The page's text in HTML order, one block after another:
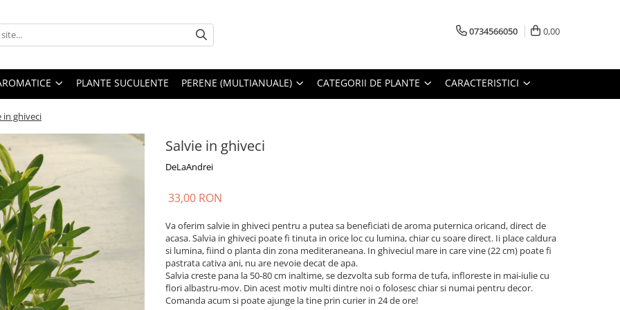
0734566050 0,00
PLANTE SUCULENTE PERENE (MULTIANUALE) CATEGORII DE PLANTE CARACTERISTICI
in ghiveci
Salvie in ghiveci
DeLaAndrei
33,00 RON
Va oferim salvie in ghiveci pentru a putea sa beneficiati de aroma puternica oricand, direct de
acasa. Salvia in ghiveci poate fi tinuta in orice loc cu lumina, chiar cu soare direct. Ii place caldura
si lumina, fiind o planta din zona mediteraneana. In ghiveciul mare in care vine (22 cm) poate fi
pastrata cativa ani, nu are nevoie decat de apa.
Salvia creste pana la 50-80 cm inaltime, se dezvolta sub forma de tufa, infloreste in mai-iulie cu
flori albastru-mov. Din acest motiv multi dintre noi o folosesc chiar si numai pentru decor.
Comanda acum si poate ajunge la tine prin curier in 24 de ore!